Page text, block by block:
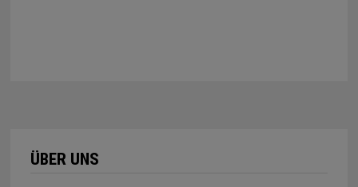
ÜBER UNS